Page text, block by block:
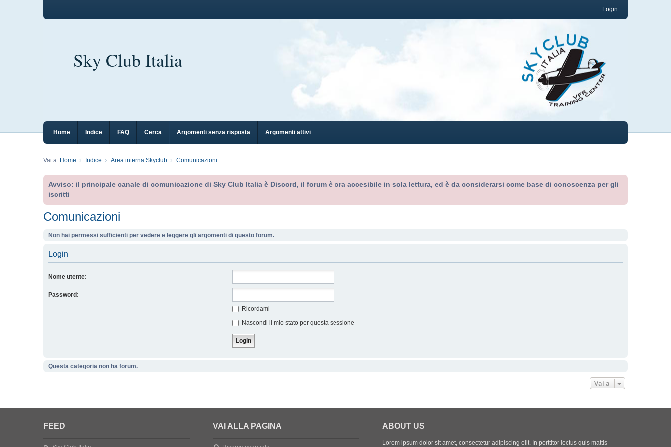
Login
Sky Club Italia
Home Indice FAQ Cerca Argomenti senza risposta Argomenti attivi
Vai a: Home Indice Area interna Skyclub Comunicazioni
Avviso: il principale canale di comunicazione di Sky Club Italia è Discord, il forum è ora accesibile in sola lettura, ed è da considerarsi come base di conoscenza per gli
iscritti
Comunicazioni
Non hai permessi sufficienti per vedere e leggere gli argomenti di questo forum.
Login
Nome utente:
Password:
Ricordami
Nascondi il mio stato per questa sessione
Questa categoria non ha forum.
Vai a
FEED VAI ALLA PAGINA ABOUT US
Lorem ipsum dolor sit amet, consectetur adipiscing elit. In porttitor lectus quis mattis